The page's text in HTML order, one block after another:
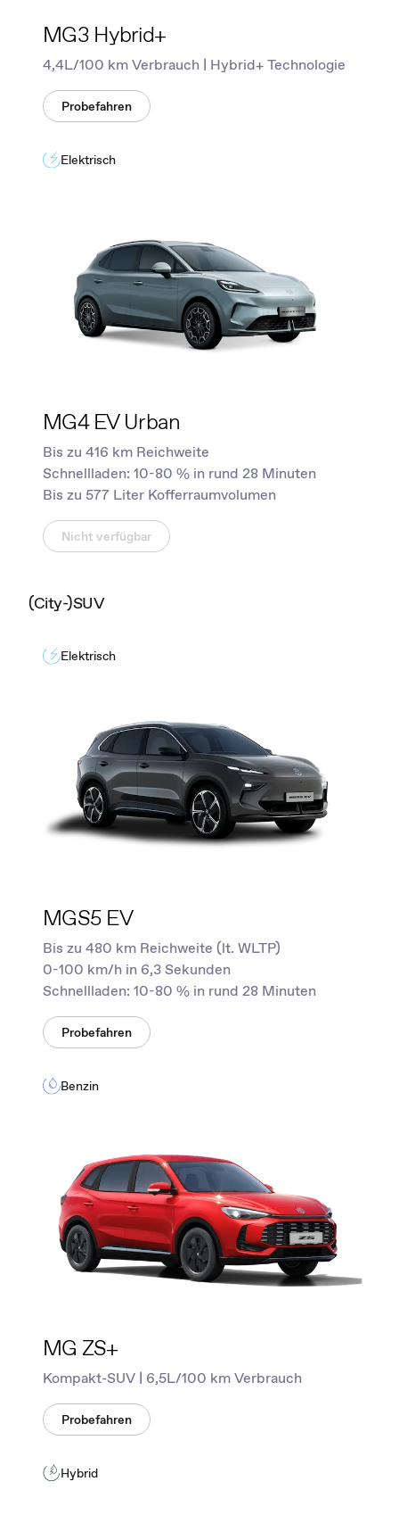
MG3 Hybrid+
4,4L/100 km Verbrauch | Hybrid+ Technologie
Probefahren
Elektrisch
MG4 EV Urban
Bis zu 416 km Reichweite
Schnellladen: 10-80 % in rund 28 Minuten
Bis zu 577 Liter Kofferraumvolumen
Nicht verfügbar
(City-)SUV
Elektrisch
MGS5 EV
Bis zu 480 km Reichweite (lt. WLTP)
0-100 km/h in 6,3 Sekunden
Schnellladen: 10-80 % in rund 28 Minuten
Probefahren
Benzin
MG ZS+
Kompakt-SUV | 6,5L/100 km Verbrauch
Probefahren
Hybrid